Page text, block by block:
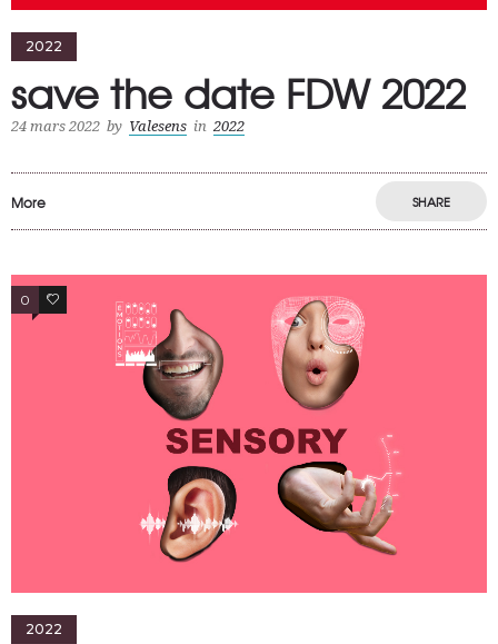
2022
save the date FDW 2022
24 mars 2022 by Valesens in 2022
More SHARE
0 0
2022